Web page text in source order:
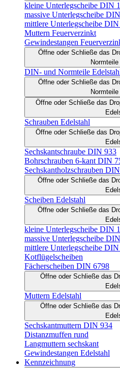
kleine Unterlegscheibe DIN
massive Unterlegscheibe
mittlere Unterlegscheibe DIN
Muttern Feuerverzinkt
Gewindestangen
Öffne oder Schließe das
DIN- und Normteile
Öffne oder Schließe das
Öffne oder Schließe das
Schrauben Edelstahl
Öffne oder Schließe das
Sechskantschraube DIN 933
Bohrschrauben 6-kant DIN
Sechskantholzschrauben
Öffne oder Schließe das
Scheiben Edelstahl
Öffne oder Schließe das
kleine Unterlegscheibe DIN
massive Unterlegscheibe
mittlere Unterlegscheibe DIN
Kotflügelscheiben
Fächerscheiben DIN 6798
Öffne oder Schließe das
Muttern Edelstahl
Öffne oder Schließe das
Sechskantmuttern DIN 934
Distanzmuffen rund
Langmuttern sechskant
Gewindestangen Edelstahl
Kennzeichnung